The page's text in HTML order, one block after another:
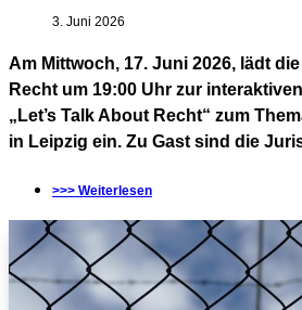
3. Juni 2026
Am Mittwoch, 17. Juni 2026, lädt
Recht um 19:00 Uhr zur
„Let’s Talk About Recht“ zum
in Leipzig ein. Zu Gast sind die
>>> Weiterlesen